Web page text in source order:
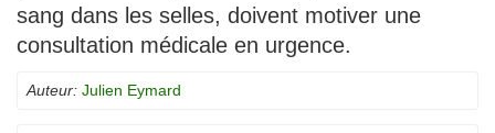
sang dans les selles, doivent motiver une
consultation médicale en urgence.
Auteur: Julien Eymard